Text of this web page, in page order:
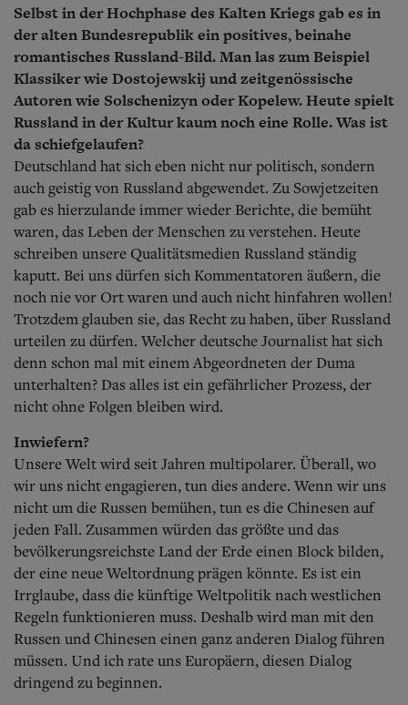
Selbst in der Hochphase des Kalten Kriegs gab es in
der alten Bundesrepublik ein positives, beinahe
romantisches Russland-Bild. Man las zum Beispiel
Klassiker wie Dostojewskij und zeitgenössische
Autoren wie Solschenizyn oder Kopelew. Heute spielt
Russland in der Kultur kaum noch eine Rolle. Was ist
da schiefgelaufen?
Deutschland hat sich eben nicht nur politisch, sondern
auch geistig von Russland abgewendet. Zu Sowjetzeiten
gab es hierzulande immer wieder Berichte, die bemüht
waren, das Leben der Menschen zu verstehen. Heute
schreiben unsere Qualitätsmedien Russland ständig
kaputt. Bei uns dürfen sich Kommentatoren äußern, die
noch nie vor Ort waren und auch nicht hinfahren wollen!
Trotzdem glauben sie, das Recht zu haben, über Russland
urteilen zu dürfen. Welcher deutsche Journalist hat sich
denn schon mal mit einem Abgeordneten der Duma
unterhalten? Das alles ist ein gefährlicher Prozess, der
nicht ohne Folgen bleiben wird.
Inwiefern?
Unsere Welt wird seit Jahren multipolarer. Überall, wo
wir uns nicht engagieren, tun dies andere. Wenn wir uns
nicht um die Russen bemühen, tun es die Chinesen auf
jeden Fall. Zusammen würden das größte und das
bevölkerungsreichste Land der Erde einen Block bilden,
der eine neue Weltordnung prägen könnte. Es ist ein
Irrglaube, dass die künftige Weltpolitik nach westlichen
Regeln funktionieren muss. Deshalb wird man mit den
Russen und Chinesen einen ganz anderen Dialog führen
müssen. Und ich rate uns Europäern, diesen Dialog
dringend zu beginnen.